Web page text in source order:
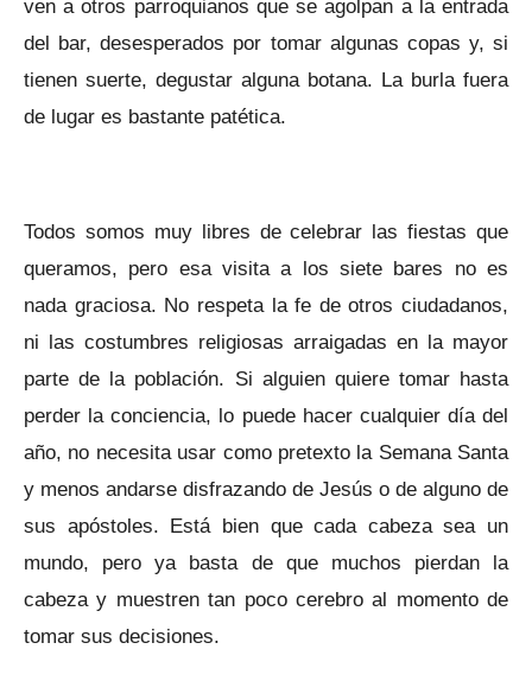
ven a otros parroquianos que se agolpan a la entrada
del bar, desesperados por tomar algunas copas y, si
tienen suerte, degustar alguna botana. La burla fuera
de lugar es bastante patética.
Todos somos muy libres de celebrar las fiestas que
queramos, pero esa visita a los siete bares no es
nada graciosa. No respeta la fe de otros ciudadanos,
ni las costumbres religiosas arraigadas en la mayor
parte de la población. Si alguien quiere tomar hasta
perder la conciencia, lo puede hacer cualquier día del
año, no necesita usar como pretexto la Semana Santa
y menos andarse disfrazando de Jesús o de alguno de
sus apóstoles. Está bien que cada cabeza sea un
mundo, pero ya basta de que muchos pierdan la
cabeza y muestren tan poco cerebro al momento de
tomar sus decisiones.